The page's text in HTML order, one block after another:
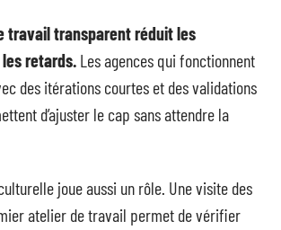
travail transparent réduit les
retards. Les agences qui fonctionnent
des itérations courtes et des validations
d’ajuster le cap sans attendre la
joue aussi un rôle. Une visite des
atelier de travail permet de vérifier